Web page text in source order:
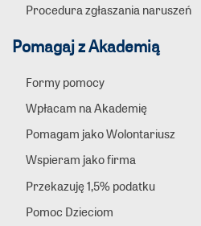
Procedura zgłaszania naruszeń
Pomagaj z Akademią
Formy pomocy
Wpłacam na Akademię
Pomagam jako Wolontariusz
Wspieram jako firma
Przekazuję 1,5% podatku
Pomoc Dzieciom